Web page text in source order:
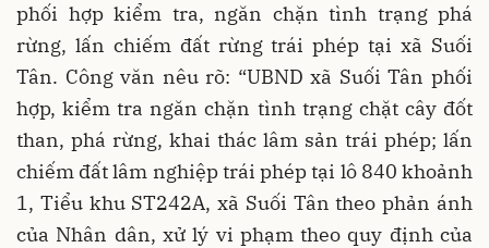
phối hợp kiểm tra, ngăn chặn tình trạng phá
rừng, lấn chiếm đất rừng trái phép tại xã Suối
Tân. Công văn nêu rõ: “UBND xã Suối Tân phối
hợp, kiểm tra ngăn chặn tình trạng chặt cây đốt
than, phá rừng, khai thác lâm sản trái phép; lấn
chiếm đất lâm nghiệp trái phép tại lô 840 khoảnh
1, Tiểu khu ST242A, xã Suối Tân theo phản ánh
của Nhân dân, xử lý vi phạm theo quy định của